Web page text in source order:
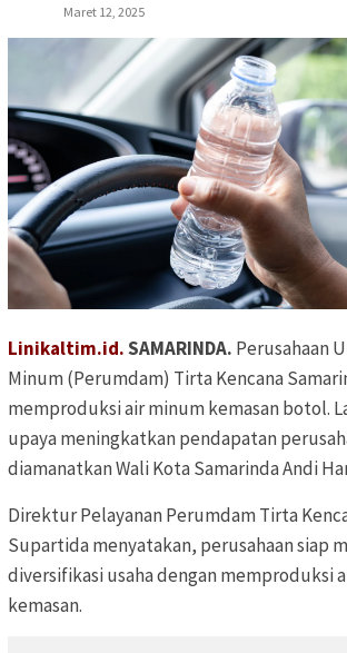
Maret 12, 2025
Linikaltim.id.SAMARINDA. Perusahaan
Minum (Perumdam) Tirta Kencana
memproduksi air minum kemasan botol.
upaya meningkatkan pendapatan
diamanatkan Wali Kota Samarinda Andi
Direktur Pelayanan Perumdam Tirta
Supartida menyatakan, perusahaan siap
diversifikasi usaha dengan memproduksi
kemasan.